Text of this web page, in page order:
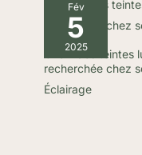
Fév
5
2025
Choix des teintes
recherchée chez
Éclairage